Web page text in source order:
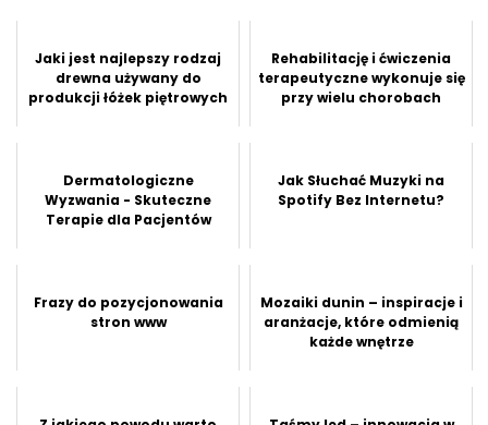
Jaki jest najlepszy rodzaj
drewna używany do
produkcji łóżek piętrowych
Rehabilitację i ćwiczenia
terapeutyczne wykonuje się
przy wielu chorobach
Dermatologiczne
Wyzwania - Skuteczne
Terapie dla Pacjentów
Jak Słuchać Muzyki na
Spotify Bez Internetu?
Frazy do pozycjonowania
stron www
Mozaiki dunin – inspiracje i
aranżacje, które odmienią
każde wnętrze